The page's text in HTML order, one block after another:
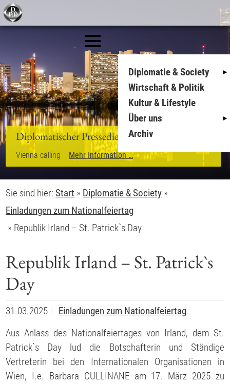
Diplomatie & Society
Wirtschaft & Politik
Kultur & Lifestyle
Über uns
Archiv
Diplomatischer Pressedienst
Vienna calling Mehr Information …
Sie sind hier:Start » Diplomatie & Society »
Einladungen zum Nationalfeiertag
» Republik Irland – St. Patrick`s Day
Republik Irland – St. Patrick`s
Day
31.03.2025
Einladungen zum Nationalfeiertag
Aus Anlass des Nationalfeiertages von Irland, dem St.
Patrick`s Day lud die Botschafterin und Ständige
Vertreterin bei den Internationalen Organisationen in
Wien, I.e. Barbara CULLINANE am 17. März 2025 zu